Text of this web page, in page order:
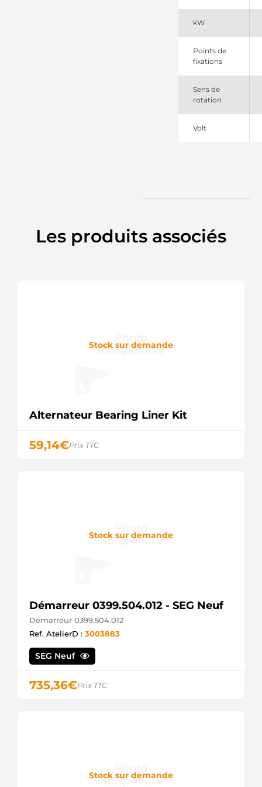
MS651
Mahle
kW
Points de
fixations
Sens de
rotation
Volt
Les produits associés
Stock sur demande
Alternateur Bearing Liner Kit
59,14€Prix TTC
Stock sur demande
Démarreur 0399.504.012 - SEG Neuf
Démarreur 0399.504.012
Ref. AtelierD : 3003883
SEG Neuf
735,36€Prix TTC
Stock sur demande